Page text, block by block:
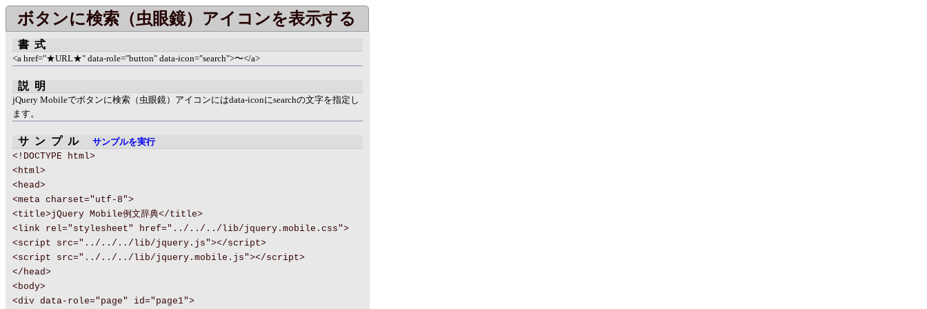
ボタンに検索（虫眼鏡）アイコンを表示する
書式
<a href="★URL★" data-role="button" data-icon="search">〜</a>
説明
jQuery Mobileでボタンに検索（虫眼鏡）アイコンにはdata-iconにsearchの文字を指定し
ます。
サンプル サンプルを実行
<!DOCTYPE html>
<html>
<head>
<meta charset="utf-8">
<title>jQuery Mobile例文辞典</title>
<link rel="stylesheet" href="../../../lib/jquery.mobile.css">
<script src="../../../lib/jquery.js"></script>
<script src="../../../lib/jquery.mobile.js"></script>
</head>
<body>
<div data-role="page" id="page1">